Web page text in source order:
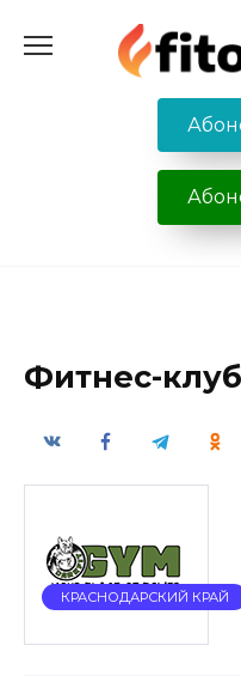
содержанию
Фитнес-
КРАСНОДАРСКИЙ КРАЙ